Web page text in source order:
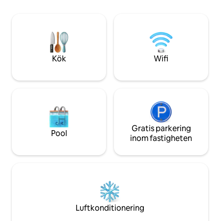
Edinburgh, Glasgow, Perth och St
Andrews är det den perfekta basen för
golfare, vandrare och besökare till
taxitjänster som
UBER. Gott om
landsbygden
Kök Wifi
Pool
Gratis parkering
inom fastigheten
Luftkonditionering